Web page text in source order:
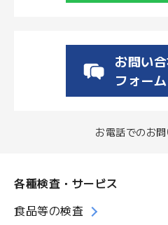
お問い
フォーム
お電話でのお
各種検査・サービス
食品等の検査